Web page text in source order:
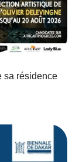
sa résidence